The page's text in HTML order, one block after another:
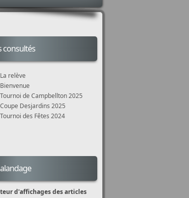
consultés
La relève
Bienvenue
Tournoi de Campbellton 2025
Coupe Desjardins 2025
Tournoi des Fêtes 2024
d'affichages des articles